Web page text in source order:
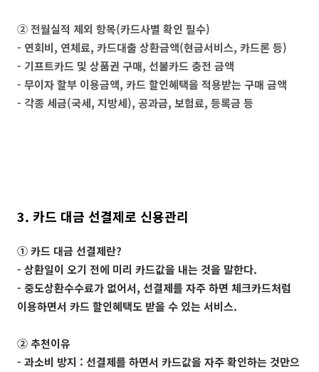
② 전월실적 제외 항목(카드사별 확인 필수)
- 연회비, 연체료, 카드대출 상환금액(현금서비스, 카드론 등)
- 기프트카드 및 상품권 구매, 선불카드 충전 금액
- 무이자 할부 이용금액, 카드 할인혜택을 적용받는 구매 금액
- 각종 세금(국세, 지방세), 공과금, 보험료, 등록금 등
3. 카드 대금 선결제로 신용관리
① 카드 대금 선결제란?
- 상환일이 오기 전에 미리 카드값을 내는 것을 말한다.
- 중도상환수수료가 없어서, 선결제를 자주 하면 체크카드처럼
이용하면서 카드 할인혜택도 받을 수 있는 서비스.
② 추천이유
- 과소비 방지 : 선결제를 하면서 카드값을 자주 확인하는 것만으